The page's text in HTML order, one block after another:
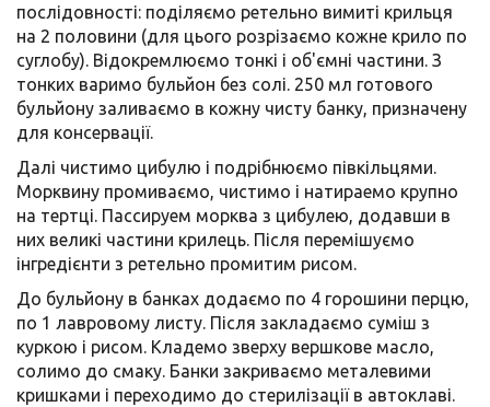
послідовності: поділяємо ретельно вимиті крильця
на 2 половини (для цього розрізаємо кожне крило по
суглобу). Відокремлюємо тонкі і об'ємні частини. З
тонких варимо бульйон без солі. 250 мл готового
бульйону заливаємо в кожну чисту банку, призначену
для консервації.
Далі чистимо цибулю і подрібнюємо півкільцями.
Морквину промиваємо, чистимо і натираемо крупно
на тертці. Пассируем морква з цибулею, додавши в
них великі частини крилець. Після перемішуємо
інгредієнти з ретельно промитим рисом.
До бульйону в банках додаємо по 4 горошини перцю,
по 1 лавровому листу. Після закладаємо суміш з
куркою і рисом. Кладемо зверху вершкове масло,
солимо до смаку. Банки закриваємо металевими
кришками і переходимо до стерилізації в автоклаві.